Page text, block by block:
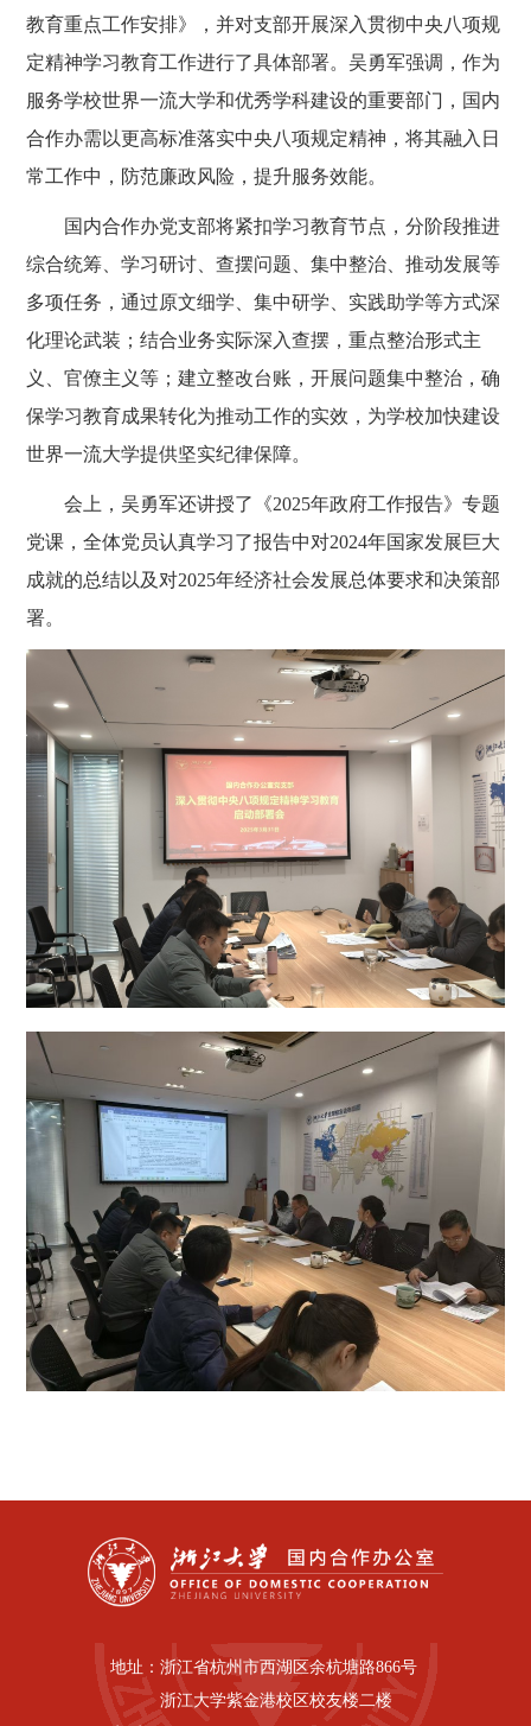
教育重点工作安排》，并对支部开展深入贯彻中央八项规
定精神学习教育工作进行了具体部署。吴勇军强调，作为
服务学校世界一流大学和优秀学科建设的重要部门，国内
合作办需以更高标准落实中央八项规定精神，将其融入日
常工作中，防范廉政风险，提升服务效能。
国内合作办党支部将紧扣学习教育节点，分阶段推进
综合统筹、学习研讨、查摆问题、集中整治、推动发展等
多项任务，通过原文细学、集中研学、实践助学等方式深
化理论武装；结合业务实际深入查摆，重点整治形式主
义、官僚主义等；建立整改台账，开展问题集中整治，确
保学习教育成果转化为推动工作的实效，为学校加快建设
世界一流大学提供坚实纪律保障。
会上，吴勇军还讲授了《2025年政府工作报告》专题
党课，全体党员认真学习了报告中对2024年国家发展巨大
成就的总结以及对2025年经济社会发展总体要求和决策部
署。
地址： 浙江省杭州市西湖区余杭塘路866号
浙江大学紫金港校区校友楼二楼